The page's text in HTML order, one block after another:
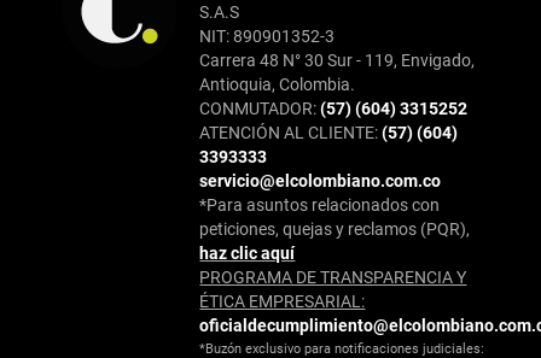
S.A.S
NIT: 890901352-3
Carrera 48 N° 30 Sur - 119, Envigado,
Antioquia, Colombia.
CONMUTADOR:(57) (604) 3315252
ATENCIÓN AL CLIENTE:(57) (604)
3393333
servicio@elcolombiano.com.co
*Para asuntos relacionados con
peticiones, quejas y reclamos (PQR),
haz clic aquí
PROGRAMA DE TRANSPARENCIA Y
ÉTICA EMPRESARIAL:
*Buzón exclusivo para notificaciones judiciales: